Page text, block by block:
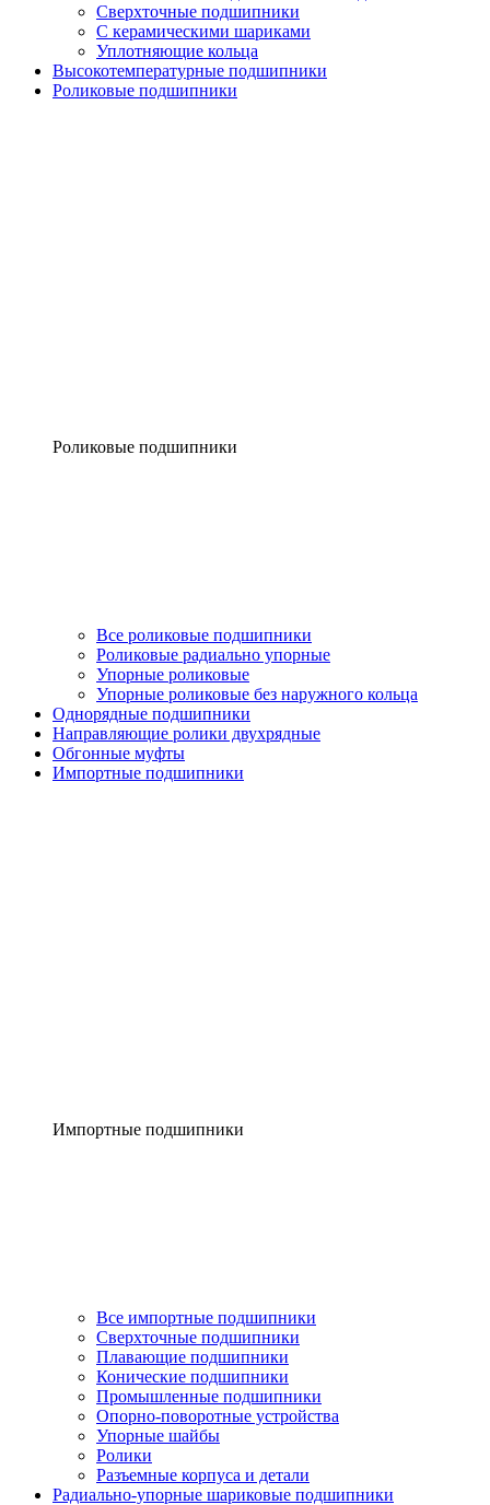
Сверхточные подшипники
С керамическими шариками
Уплотняющие кольца
Высокотемпературные подшипники
Роликовые подшипники
Роликовые подшипники
Все роликовые подшипники
Роликовые радиально упорные
Упорные роликовые
Упорные роликовые без наружного кольца
Однорядные подшипники
Направляющие ролики двухрядные
Обгонные муфты
Импортные подшипники
Импортные подшипники
Все импортные подшипники
Сверхточные подшипники
Плавающие подшипники
Конические подшипники
Промышленные подшипники
Опорно-поворотные устройства
Упорные шайбы
Ролики
Разъемные корпуса и детали
Радиально-упорные шариковые подшипники